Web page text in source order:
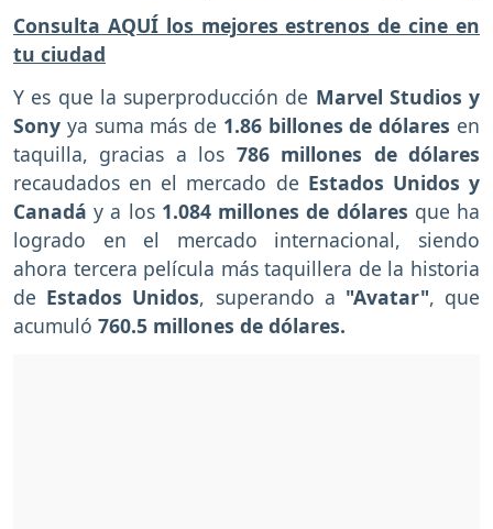
Consulta AQUÍ los mejores estrenos de cine en
tu ciudad
Y es que la superproducción de Marvel Studios y
Sony ya suma más de 1.86 billones de dólares en
taquilla, gracias a los 786 millones de dólares
recaudados en el mercado de Estados Unidos y
Canadá y a los 1.084 millones de dólares que ha
logrado en el mercado internacional, siendo
ahora tercera película más taquillera de la historia
de Estados Unidos, superando a "Avatar", que
acumuló 760.5 millones de dólares.